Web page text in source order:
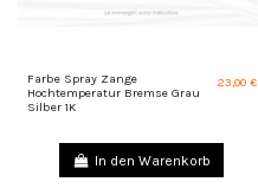
Farbe Spray Zange
Hochtemperatur Bremse Grau
Silber 1K
23,00 €
In den Warenkorb